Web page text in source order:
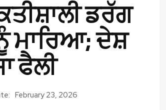
ਡਰੱਗ
ਮਾਰਿਆ; ਦੇਸ਼
ਫੈਲੀ
February 23, 2026